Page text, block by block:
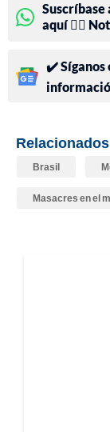
Suscríbase
aquí 👉🏻
✔️ Síganos
Relacionados
Brasil
Masacres en el